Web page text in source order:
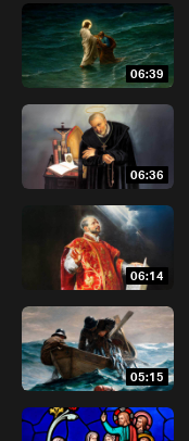
06:39
06:36
06:14
05:15